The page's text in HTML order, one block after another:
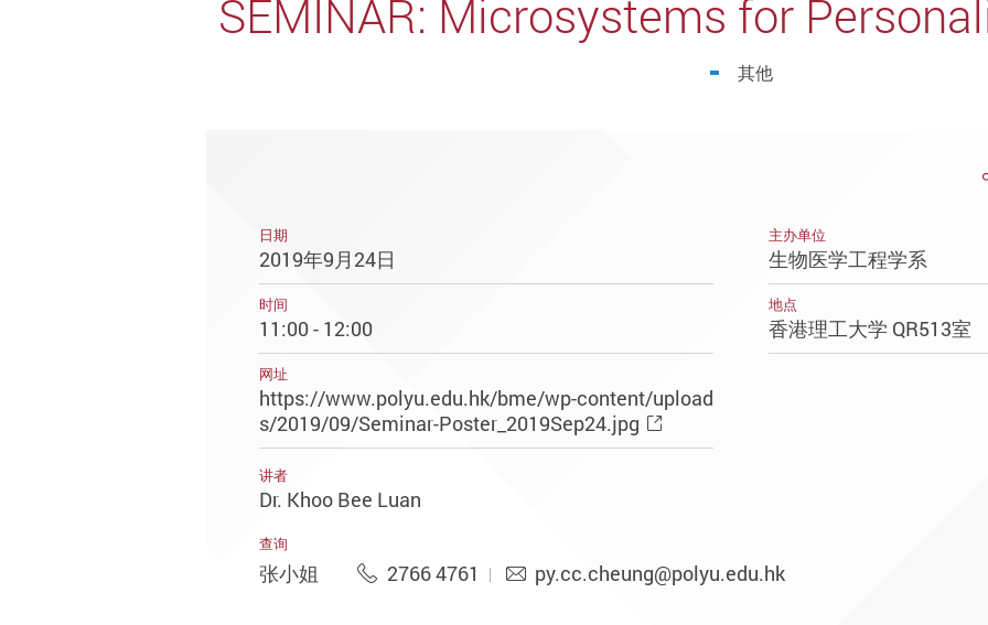
SEMINAR: Microsystems for
其他
日期
2019年9月24日
主办单位
生物医学工程学系
时间
11:00 - 12:00
地点
香港理工大学 QR513室
网址
https://www.polyu.edu.hk/bme/wp-content/upload
s/2019/09/Seminar-Poster_2019Sep24.jpg
讲者
Dr. Khoo Bee Luan
查询
张小姐 2766 4761 py.cc.cheung@polyu.edu.hk